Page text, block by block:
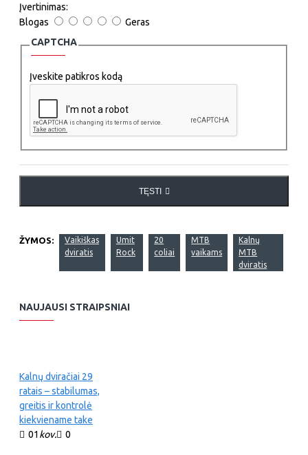
Įvertinimas:
Blogas
Geras
CAPTCHA
Įveskite patikros kodą
TĘSTI
ŽYMOS:
Vaikiškas
dviratis
Umit
Rock
20
coliai
MTB
vaikams
Kalnų
MTB
dviratis
NAUJAUSI STRAIPSNIAI
Kalnų dviračiai 29
ratais – stabilumas,
greitis ir kontrolė
kiekviename take
01kov. 0